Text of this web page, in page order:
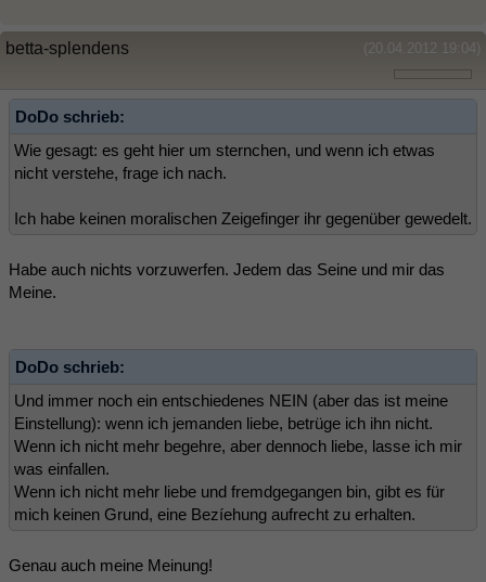
(20.04.2012 19:04)
betta-splendens
DoDo schrieb:
Wie gesagt: es geht hier um sternchen, und wenn ich etwas
nicht verstehe, frage ich nach.
Ich habe keinen moralischen Zeigefinger ihr gegenüber gewedelt.
Habe auch nichts vorzuwerfen. Jedem das Seine und mir das
Meine.
DoDo schrieb:
Und immer noch ein entschiedenes NEIN (aber das ist meine
Einstellung): wenn ich jemanden liebe, betrüge ich ihn nicht.
Wenn ich nicht mehr begehre, aber dennoch liebe, lasse ich mir
was einfallen.
Wenn ich nicht mehr liebe und fremdgegangen bin, gibt es für
mich keinen Grund, eine Bezíehung aufrecht zu erhalten.
Genau auch meine Meinung!